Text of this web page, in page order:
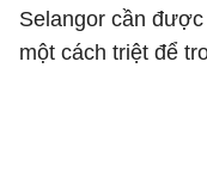
Selangor cần
một cách triệt để